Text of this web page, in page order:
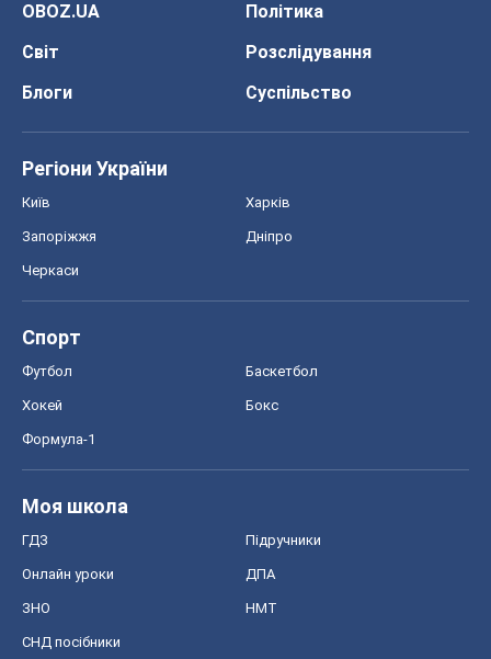
OBOZ.UA
Політика
Світ
Розслідування
Блоги
Суспільство
Регіони України
Київ Харків
Запоріжжя Дніпро
Черкаси
Спорт
Футбол Баскетбол
Хокей Бокс
Формула-1
Моя школа
ГДЗ Підручники
Онлайн уроки ДПА
ЗНО НМТ
СНД посібники